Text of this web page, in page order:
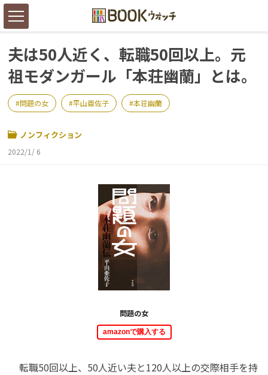
夫は50人近く、転職50回以上。元
祖モダンガール「本荘幽蘭」とは。
問題の女 平山亜佐子 本荘幽蘭
ノンフィクション
2022/1/ 6
問題の女
amazonで購入する
転職50回以上、50人近い夫と120人以上の交際相手を持